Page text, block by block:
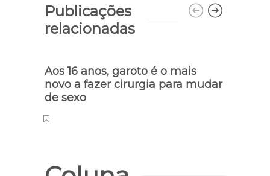
Publicações
relacionadas
Aos 16 anos, garoto é o mais
novo a fazer cirurgia para mudar
de sexo